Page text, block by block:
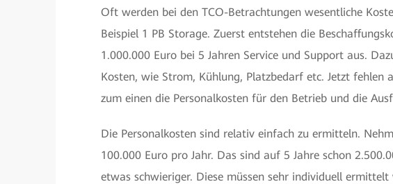
Oft werden bei den TCO-Betrachtungen wesentliche
Beispiel 1 PB Storage. Zuerst entstehen die
1.000.000 Euro bei 5 Jahren Service und Support aus.
Kosten, wie Strom, Kühlung, Platzbedarf etc. Jetzt fehlen
zum einen die Personalkosten für den Betrieb und die
Die Personalkosten sind relativ einfach zu ermitteln.
100.000 Euro pro Jahr. Das sind auf 5 Jahre schon
etwas schwieriger. Diese müssen sehr individuell